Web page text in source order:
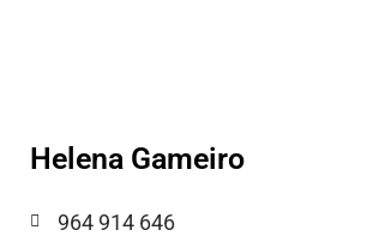
Helena Gameiro
964 914 646